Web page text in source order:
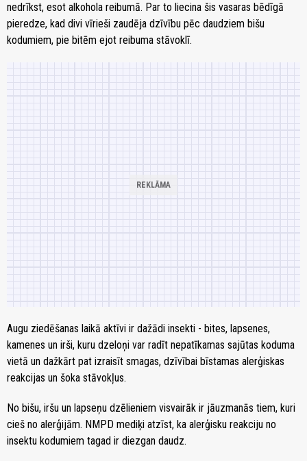
nedrīkst, esot alkohola reibumā. Par to liecina šis vasaras bēdīgā
pieredze, kad divi vīrieši zaudēja dzīvību pēc daudziem bišu
kodumiem, pie bitēm ejot reibuma stāvoklī.
Augu ziedēšanas laikā aktīvi ir dažādi insekti - bites, lapsenes,
kamenes un irši, kuru dzeloņi var radīt nepatīkamas sajūtas koduma
vietā un dažkārt pat izraisīt smagas, dzīvībai bīstamas alerģiskas
reakcijas un šoka stāvokļus.
No bišu, iršu un lapseņu dzēlieniem visvairāk ir jāuzmanās tiem, kuri
cieš no alerģijām. NMPD mediķi atzīst, ka alerģisku reakciju no
insektu kodumiem tagad ir diezgan daudz.